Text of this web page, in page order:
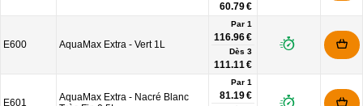
60.79 €
E600 AquaMax Extra - Vert 1L
Par 1
116.96 €
Dès 3
111.11 €
E601
AquaMax Extra - Nacré Blanc
Par 1
81.19 €